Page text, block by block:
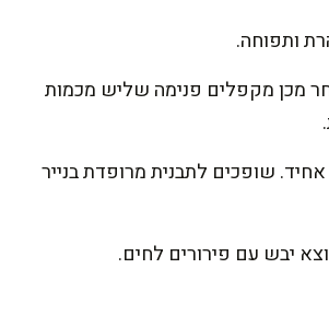
ותפוחה.
מכן מקפלים פנימה שליש מכמות
שופכים לתבנית מרופדת בנייר